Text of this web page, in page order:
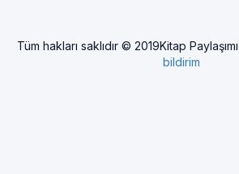
Tüm hakları saklıdır © 2019Kitap
bildirim